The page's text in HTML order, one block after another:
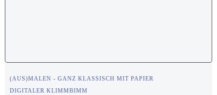
(AUS)MALEN - GANZ KLASSISCH MIT PAPIER
DIGITALER KLIMMBIMM